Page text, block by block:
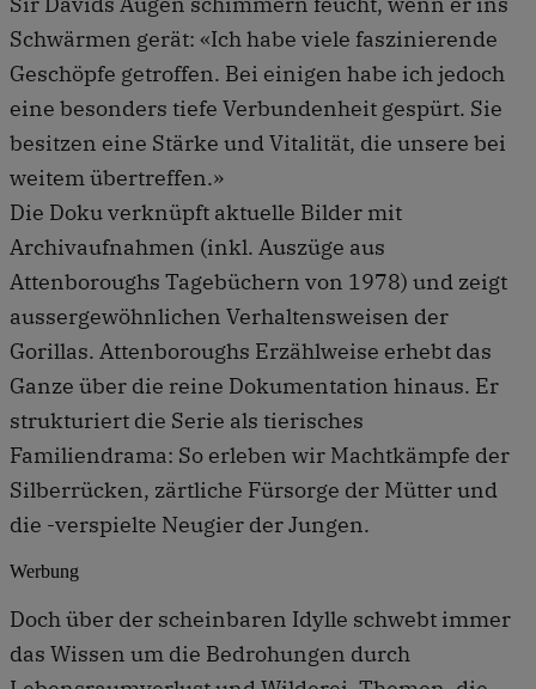
Schwärmen gerät: «Ich habe viele faszinierende
Geschöpfe getroffen. Bei einigen habe ich jedoch
eine besonders tiefe Verbundenheit gespürt. Sie
besitzen eine Stärke und Vitalität, die unsere bei
weitem übertreffen.»
Die Doku verknüpft aktuelle Bilder mit
Archivaufnahmen (inkl. Auszüge aus
Attenboroughs Tagebüchern von 1978) und zeigt
aussergewöhnlichen Verhaltensweisen der
Gorillas. Attenboroughs Erzählweise erhebt das
Ganze über die reine Dokumentation hinaus. Er
strukturiert die Serie als tierisches
Familiendrama: So erleben wir Machtkämpfe der
Silberrücken, zärtliche Fürsorge der Mütter und
die -verspielte Neugier der Jungen.
Werbung
Doch über der scheinbaren Idylle schwebt immer
das Wissen um die Bedrohungen durch